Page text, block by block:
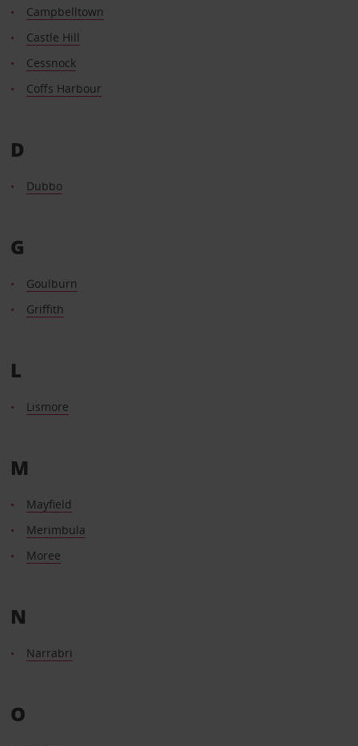
Campbelltown
Castle Hill
Cessnock
Coffs Harbour
D
Dubbo
G
Goulburn
Griffith
L
Lismore
M
Mayfield
Merimbula
Moree
N
Narrabri
O